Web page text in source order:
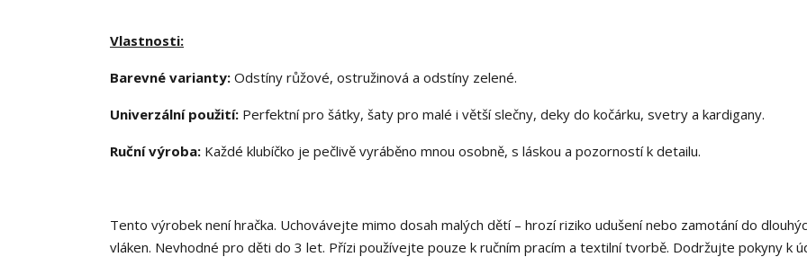
Vlastnosti:
Barevné varianty: Odstíny růžové, ostružinová a odstíny zelené.
Univerzální použití: Perfektní pro šátky, šaty pro malé i větší slečny, deky do kočárku, svetry a kardigany.
Ruční výroba: Každé klubíčko je pečlivě vyráběno mnou osobně, s láskou a pozorností k detailu.
Tento výrobek není hračka. Uchovávejte mimo dosah malých dětí – hrozí riziko udušení nebo zamotání do
vláken. Nevhodné pro děti do 3 let. Přízi používejte pouze k ručním pracím a textilní tvorbě. Dodržujte pokyny k